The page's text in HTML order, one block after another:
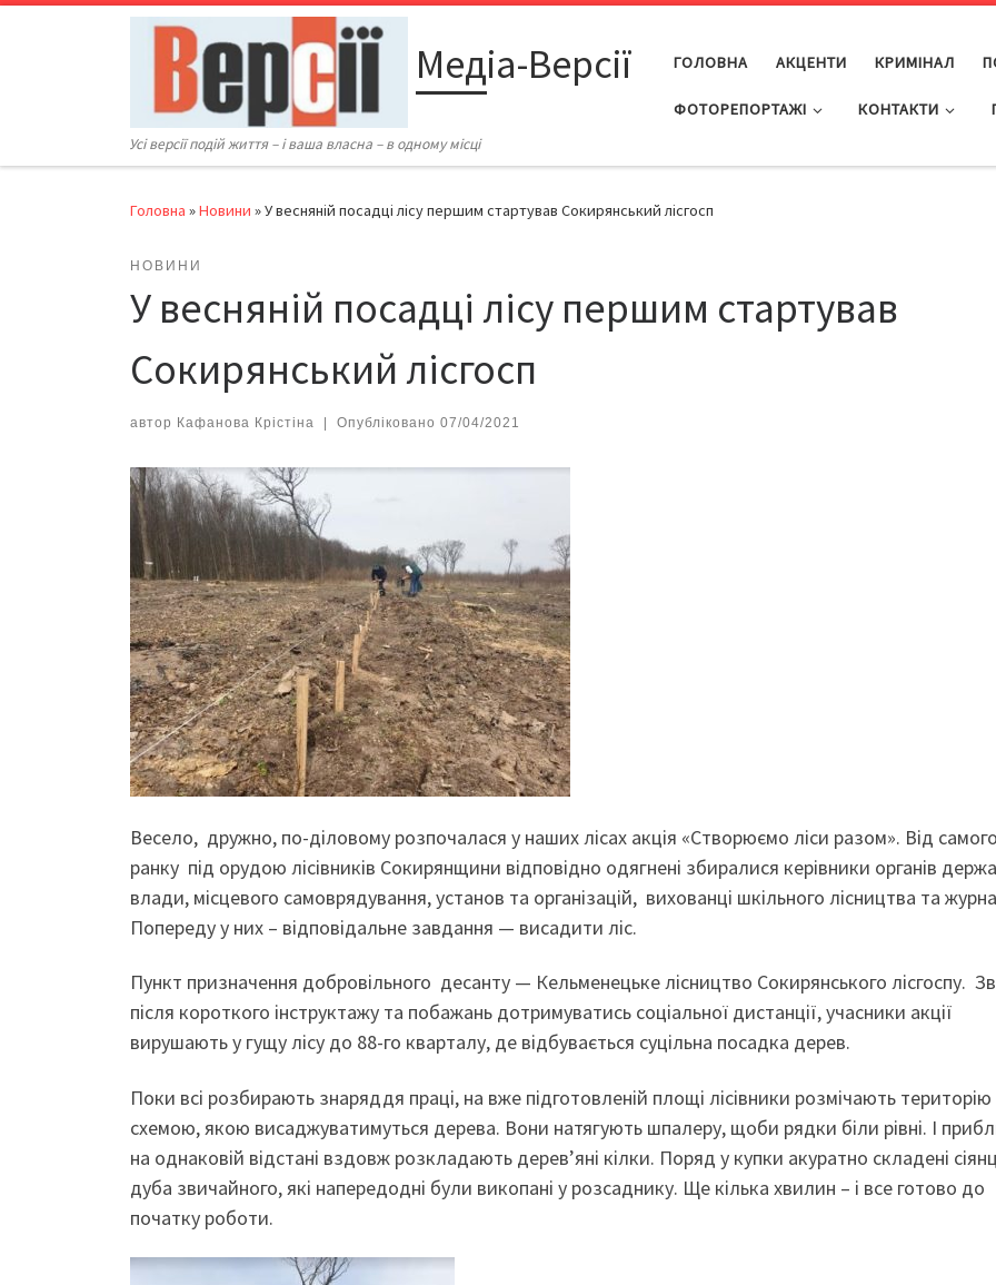
Перейти до вмісту
Медіа-Версії
Усі версії подій життя – і ваша власна – в одному місці
ГОЛОВНА АКЦЕНТИ КРИМІНАЛ
ФОТОРЕПОРТАЖІ КОНТАКТИ
Головна »Новини »У весняній посадці лісу першим стартував Сокирянський лісгосп
НОВИНИ
У весняній посадці лісу першим стартував
Сокирянський лісгосп
автор Кафанова Крістіна Опубліковано 07/04/2021
Весело, дружно, по-діловому розпочалася у наших лісах акція «Створюємо ліси разом». Від самого
ранку під орудою лісівників Сокирянщини відповідно одягнені збиралися керівники органів
влади, місцевого самоврядування, установ та організацій, вихованці шкільного лісництва та
Попереду у них – відповідальне завдання — висадити ліс.
Пункт призначення добровільного десанту — Кельменецьке лісництво Сокирянського лісгоспу.
після короткого інструктажу та побажань дотримуватись соціальної дистанції, учасники акції
вирушають у гущу лісу до 88-го кварталу, де відбувається суцільна посадка дерев.
Поки всі розбирають знаряддя праці, на вже підготовленій площі лісівники розмічають територію
схемою, якою висаджуватимуться дерева. Вони натягують шпалеру, щоби рядки біли рівні. І
на однаковій відстані вздовж розкладають дерев’яні кілки. Поряд у купки акуратно складені
дуба звичайного, які напередодні були викопані у розсаднику. Ще кілька хвилин – і все готово до
початку роботи.